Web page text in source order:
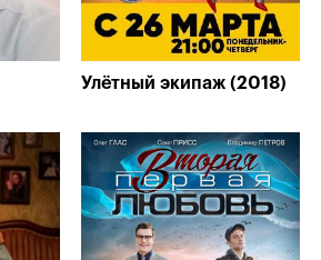
Улётный экипаж (2018)